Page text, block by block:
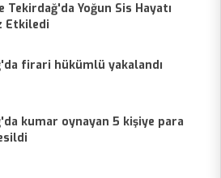
Tekirdağ'da Yoğun Sis Hayatı
Etkiledi
firari hükümlü yakalandı
kumar oynayan 5 kişiye para